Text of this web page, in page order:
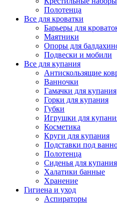
Полотенца
Все для кроватки
Барьеры для
Маятники
Опоры для
Подвески и мобили
Все для купания
Антискользящие
Ванночки
Гамачки для купания
Горки для купания
Губки
Игрушки для
Косметика
Круги для купания
Подставки под
Полотенца
Сиденья для купания
Халатики банные
Хранение
Гигиена и уход
Аспираторы